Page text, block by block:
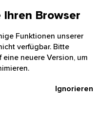
Browser
Funktionen unserer
verfügbar. Bitte
neuere Version, um
Ignorieren